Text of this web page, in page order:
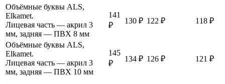
Объёмные буквы ALS,
Elkamet.
Лицевая часть — акрил 3
мм, задняя — ПВХ 8 мм
141
₽
130 ₽ 122 ₽ 118 ₽
Объёмные буквы ALS,
Elkamet.
Лицевая часть — акрил 3
мм, задняя — ПВХ 10 мм
145
₽
134 ₽ 126 ₽ 121 ₽